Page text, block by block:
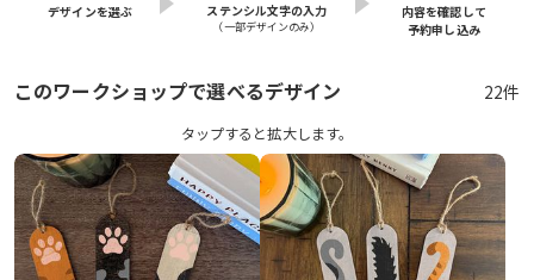
デザインを選ぶ ステンシル文字の入力
（⼀部デザインのみ）
内容を確認して
予約申し込み
このワークショップで選べるデザイン 22件
タップすると拡⼤します。